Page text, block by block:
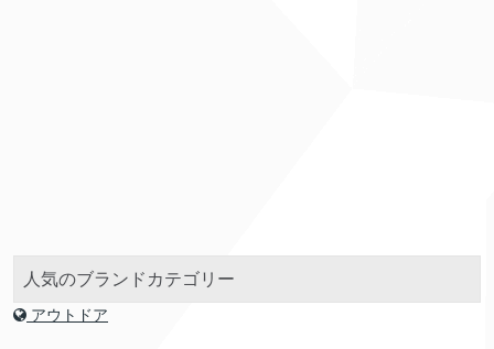
人気のブランドカテゴリー
アウトドア